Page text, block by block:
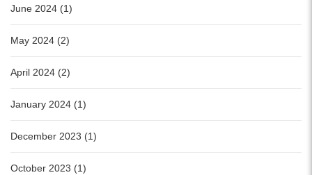
June 2024 (1)
May 2024 (2)
April 2024 (2)
January 2024 (1)
December 2023 (1)
October 2023 (1)